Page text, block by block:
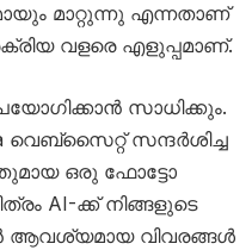
മാറ്റുന്നു എന്നതാണ്
വളരെ എളുപ്പമാണ്.
സാധിക്കും.
വെബ്സൈറ്റ് സന്ദർശിച്ച
ഒരു ഫോട്ടോ
AI-ക്ക് നിങ്ങളുടെ
ആവശ്യമായ വിവരങ്ങൾ